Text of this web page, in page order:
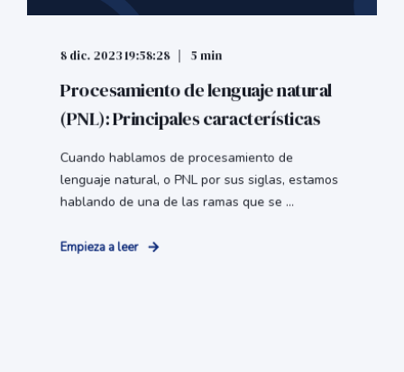
8 dic. 2023 19:58:28 5 min
Procesamiento de lenguaje natural
(PNL): Principales características
Cuando hablamos de procesamiento de
lenguaje natural, o PNL por sus siglas, estamos
hablando de una de las ramas que se ...
Empieza a leer